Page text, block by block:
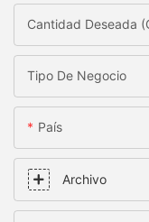
Cantidad Deseada
Tipo De Negocio
País
Archivo